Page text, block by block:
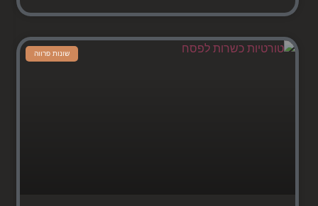
שונות פרווה